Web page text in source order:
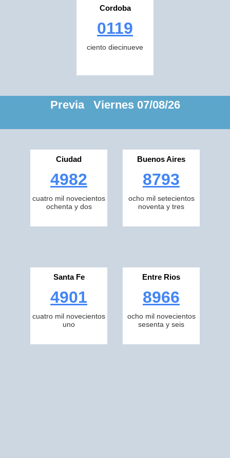
Cordoba
0119
ciento diecinueve
Previa Viernes 07/08/26
Ciudad
4982
cuatro mil novecientos
ochenta y dos
Buenos Aires
8793
ocho mil setecientos
noventa y tres
Santa Fe
4901
cuatro mil novecientos
uno
Entre Rios
8966
ocho mil novecientos
sesenta y seis